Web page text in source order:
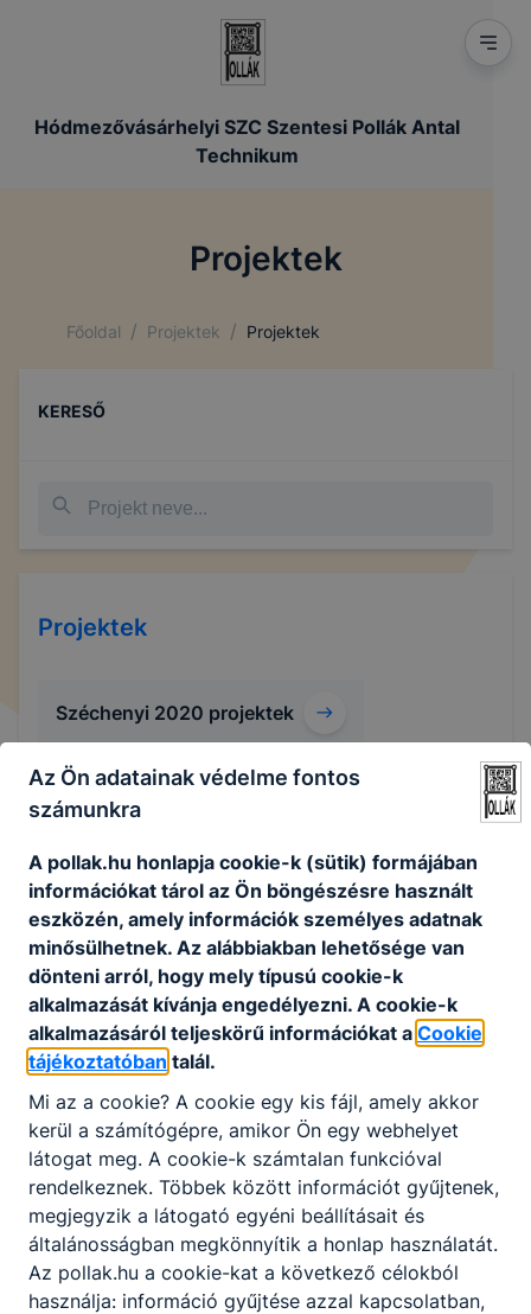
Hódmezővásárhelyi SZC Szentesi Pollák Antal
Technikum
Projektek
Főoldal / Projektek / Projektek
KERESŐ
Projektek
Széchenyi 2020 projektek
Erasmus+ 2025-1-HU01-KA122-VET-
000343386
Világra nyíló kapu – Szélesedő nemzetközi perspektíva az
Erasmus+ programmal A program célja a célországok
tanulóbarát tanítási technikák elsajátítása, legfőképpen a
pályaorientációra, a hátrányos helyzetű tanulók
felzárkóztatására, a lemorzsolódás csökkentésére, a
gyakorlati képzésre, a munkaerő-piaci szereplőkkel való
kapcsolattartásra, a digitalizációra és az interaktivitásra.
Bővebben a projektről
1
Az Ön adatainak védelme fontos
számunkra
A pollak.hu honlapja cookie-k (sütik) formájában
információkat tárol az Ön böngészésre használt
eszközén, amely információk személyes adatnak
minősülhetnek. Az alábbiakban lehetősége van
dönteni arról, hogy mely típusú cookie-k
alkalmazását kívánja engedélyezni. A cookie-k
alkalmazásáról teljeskörű információkat a Cookie
tájékoztatóban talál.
Mi az a cookie? A cookie egy kis fájl, amely akkor
kerül a számítógépre, amikor Ön egy webhelyet
látogat meg. A cookie-k számtalan funkcióval
rendelkeznek. Többek között információt gyűjtenek,
megjegyzik a látogató egyéni beállításait és
általánosságban megkönnyítik a honlap használatát.
Az pollak.hu a cookie-kat a következő célokból
használja: információ gyűjtése azzal kapcsolatban,